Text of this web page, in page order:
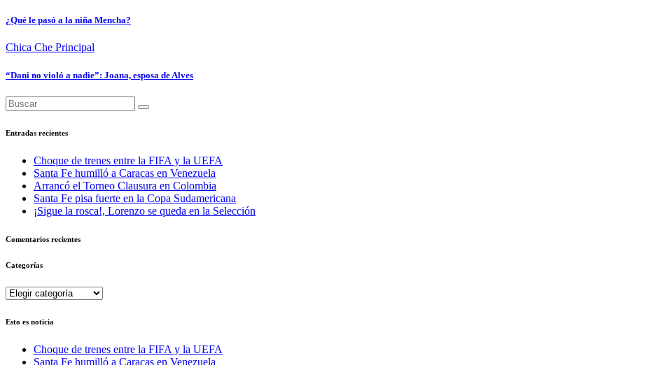
¿Qué le pasó a la niña Mencha?
Chica Che Principal
“Dani no violó a nadie”: Joana, esposa de Alves
Entradas recientes
Choque de trenes entre la FIFA y la UEFA
Santa Fe humilló a Caracas en Venezuela
Arrancó el Torneo Clausura en Colombia
Santa Fe pisa fuerte en la Copa Sudamericana
¡Sigue la rosca!, Lorenzo se queda en la Selección
Comentarios recientes
Categorías
Categorías
Esto es noticia
Choque de trenes entre la FIFA y la UEFA
Santa Fe humilló a Caracas en Venezuela